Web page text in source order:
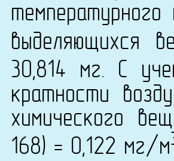
выделяющихся
30,814 мг. С
кратности
химического
168) = 0,122 мг/м